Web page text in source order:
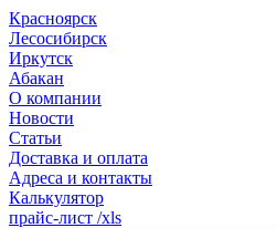
Красноярск
Лесосибирск
Иркутск
Абакан
О компании
Новости
Статьи
Доставка и оплата
Адреса и контакты
Калькулятор
прайс-лист /xls